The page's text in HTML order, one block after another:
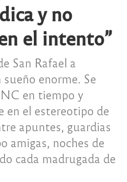
y no
el intento”
San Rafael a
enorme. Se
en tiempo y
en el estereotipo de
apuntes, guardias
amigas, noches de
cada madrugada de